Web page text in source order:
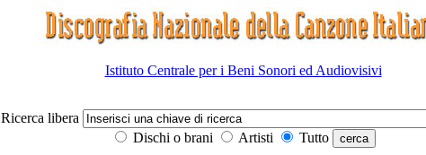
Istituto Centrale per i Beni Sonori ed Audiovisivi
Ricerca libera
Dischi o brani
Artisti Tutto